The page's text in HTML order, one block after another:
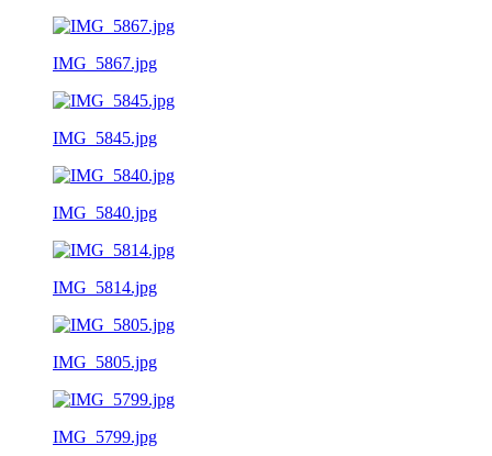
IMG_5867.jpg
IMG_5845.jpg
IMG_5840.jpg
IMG_5814.jpg
IMG_5805.jpg
IMG_5799.jpg